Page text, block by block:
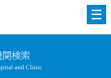
メ
ニ
検索
and Clinic